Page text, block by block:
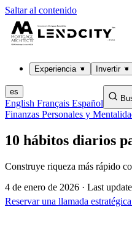
Saltar al contenido
Experiencia Invertir
es
English Français Español
Finanzas Personales y
10 hábitos diarios
Construye riqueza más rápido
4 de enero de 2026 · Last
Reservar una llamada estratégica